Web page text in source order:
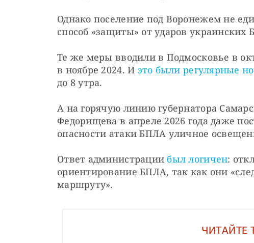
Однако поселение под Воронежем не
способ «защиты» от ударов украинских
Те же меры вводили в Подмосковье в
в ноябре 2024. И это были регулярные
до 8 утра.
А на горячую линию губернатора
Федорищева в апреле 2026 года даже
опасности атаки БПЛА уличное
Ответ администрации был логичен:
ориентирование БПЛА, так как они
маршруту».
ЧИТАЙТЕ